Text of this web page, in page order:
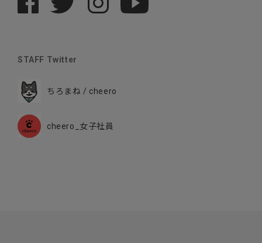
STAFF Twitter
ちろまね / cheero
cheero_女子社員